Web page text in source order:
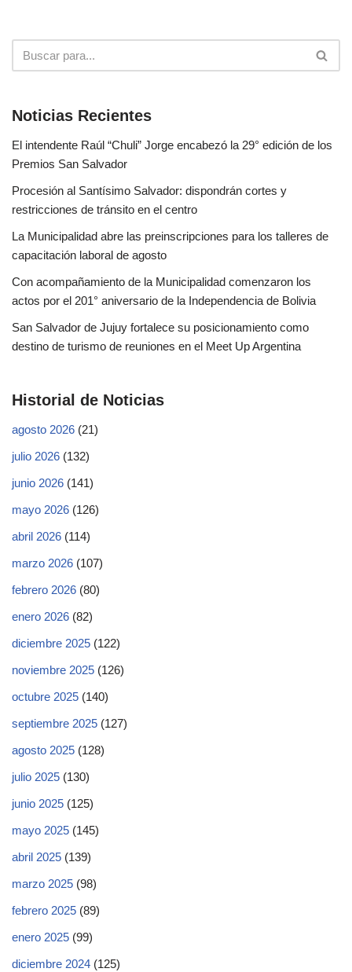
Noticias Recientes
El intendente Raúl “Chuli” Jorge encabezó la 29° edición de los
Premios San Salvador
Procesión al Santísimo Salvador: dispondrán cortes y
restricciones de tránsito en el centro
La Municipalidad abre las preinscripciones para los talleres de
capacitación laboral de agosto
Con acompañamiento de la Municipalidad comenzaron los
actos por el 201° aniversario de la Independencia de Bolivia
San Salvador de Jujuy fortalece su posicionamiento como
destino de turismo de reuniones en el Meet Up Argentina
Historial de Noticias
agosto 2026 (21)
julio 2026 (132)
junio 2026 (141)
mayo 2026 (126)
abril 2026 (114)
marzo 2026 (107)
febrero 2026 (80)
enero 2026 (82)
diciembre 2025 (122)
noviembre 2025 (126)
octubre 2025 (140)
septiembre 2025 (127)
agosto 2025 (128)
julio 2025 (130)
junio 2025 (125)
mayo 2025 (145)
abril 2025 (139)
marzo 2025 (98)
febrero 2025 (89)
enero 2025 (99)
diciembre 2024 (125)